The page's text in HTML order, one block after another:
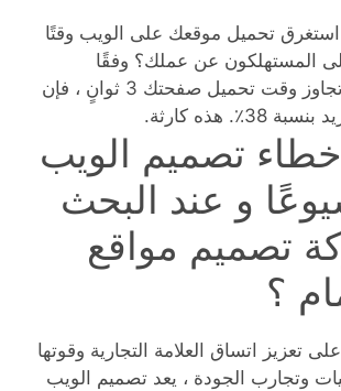
استغرق تحميل موقعك على الويب وقتًا
المستهلكون عن عملك؟ وفقًا
للدراسات ، إذا تجاوز وقت تحميل صفحتك 3 ثوانٍ ، فإن
هذه كارثة.
تصميم الويب
و عند البحث
تصميم مواقع
؟
تعزيز اتساق العلامة التجارية وقوتها
وتجارب الجودة ، يعد تصميم الويب